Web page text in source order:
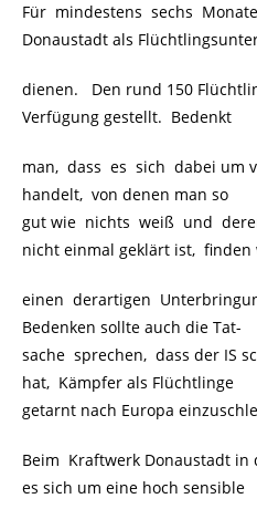
Für mindestens sechs
Donaustadt als
dienen. Den rund 150
Verfügung gestellt. Bedenkt
man, dass es sich dabei um
handelt, von denen man so
gut wie nichts weiß und
nicht einmal geklärt ist, finden
einen derartigen
Bedenken sollte auch die Tat-
sache sprechen, dass der IS
hat, Kämpfer als Flüchtlinge
getarnt nach Europa
Beim Kraftwerk Donaustadt
es sich um eine hoch sensible